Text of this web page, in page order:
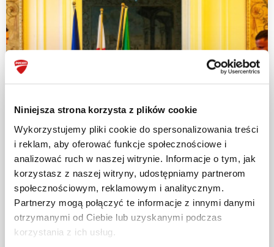
Niniejsza strona korzysta z plików cookie
Wykorzystujemy pliki cookie do spersonalizowania treści
i reklam, aby oferować funkcje społecznościowe i
analizować ruch w naszej witrynie. Informacje o tym, jak
korzystasz z naszej witryny, udostępniamy partnerom
społecznościowym, reklamowym i analitycznym.
Partnerzy mogą połączyć te informacje z innymi danymi
otrzymanymi od Ciebie lub uzyskanymi podczas
korzystania z ich usług.